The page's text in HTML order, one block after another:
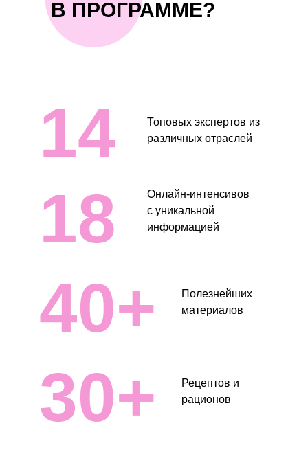
В ПРОГРАММЕ?
14
Топовых экспертов из
различных отраслей
18
Онлайн-интенсивов
с уникальной
информацией
40+
Полезнейших
материалов
30+
Рецептов и
рационов